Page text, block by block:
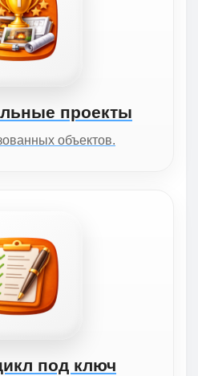
проекты
объектов.
под ключ